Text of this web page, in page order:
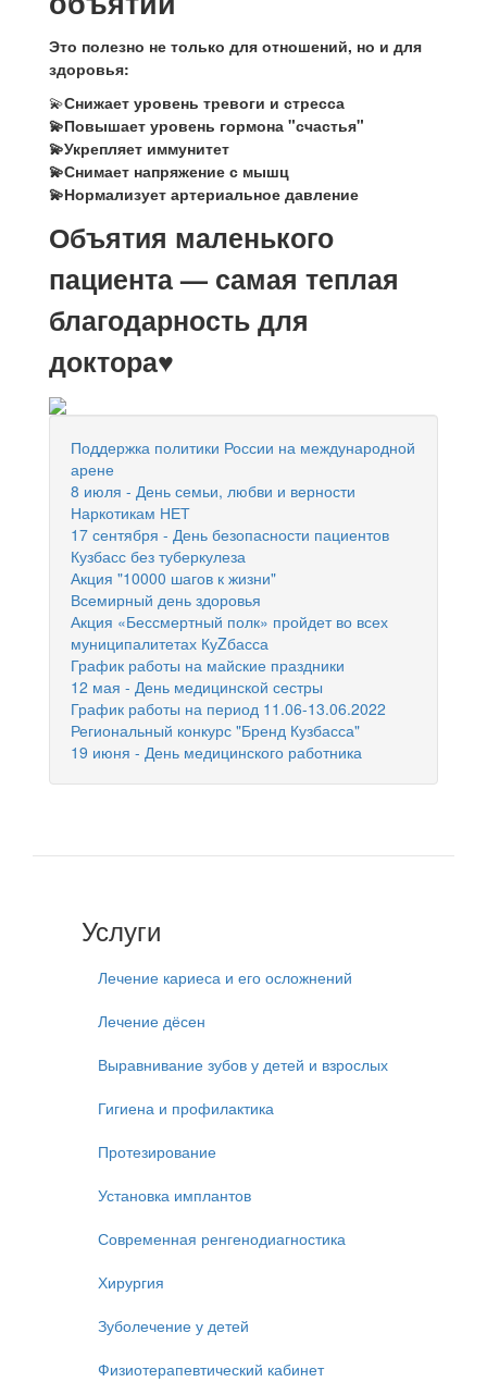
Это полезно не только для отношений, но и для
здоровья:
💫Снижает уровень тревоги и стресса
💫Повышает уровень гормона "счастья"
💫Укрепляет иммунитет
💫Снимает напряжение с мышц
💫Нормализует артериальное давление
Объятия маленького
пациента — самая теплая
благодарность для
доктора♥️
Поддержка политики России на международной
арене
8 июля - День семьи, любви и верности
Наркотикам НЕТ
17 сентября - День безопасности пациентов
Кузбасс без туберкулеза
Акция "10000 шагов к жизни"
Всемирный день здоровья
Акция «Бессмертный полк» пройдет во всех
муниципалитетах КуZбасса
График работы на майские праздники
12 мая - День медицинской сестры
График работы на период 11.06-13.06.2022
Региональный конкурс "Бренд Кузбасса"
19 июня - День медицинского работника
Услуги
Лечение кариеса и его осложнений
Лечение дёсен
Выравнивание зубов у детей и взрослых
Гигиена и профилактика
Протезирование
Установка имплантов
Современная ренгенодиагностика
Хирургия
Зуболечение у детей
Физиотерапевтический кабинет